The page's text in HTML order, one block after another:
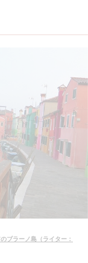
ブラーノ島（ライター：